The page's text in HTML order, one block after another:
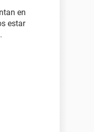
en
estar